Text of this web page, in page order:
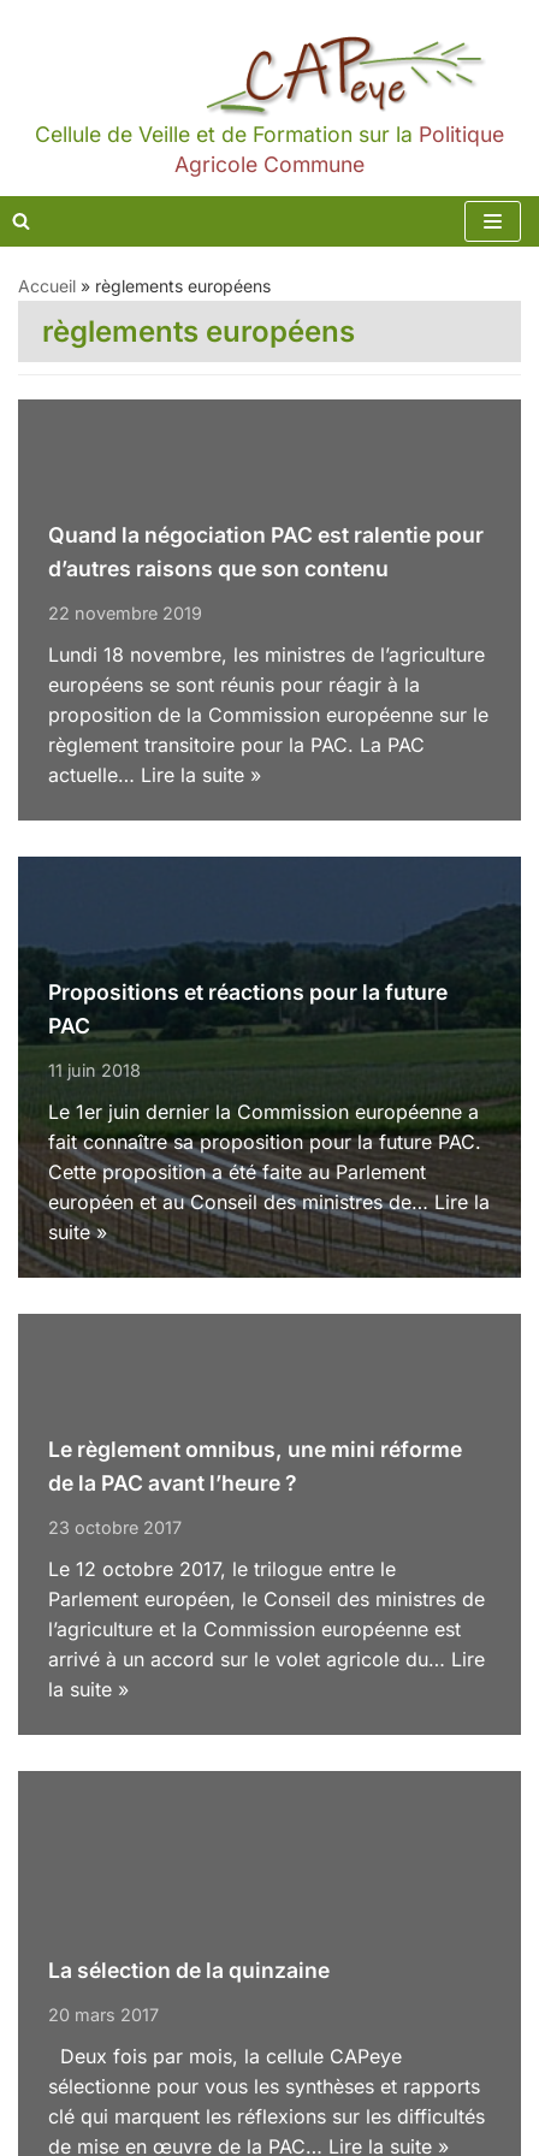
contenu
Cellule de Veille et de Formation sur la Politique
Agricole Commune
Accueil » règlements européens
règlements européens
Quand la négociation PAC est ralentie pour
d’autres raisons que son contenu
22 novembre 2019
Lundi 18 novembre, les ministres de l’agriculture
européens se sont réunis pour réagir à la
proposition de la Commission européenne sur le
règlement transitoire pour la PAC. La PAC
actuelle… Lire la suite »
Propositions et réactions pour la future
PAC
11 juin 2018
Le 1er juin dernier la Commission européenne a
fait connaître sa proposition pour la future PAC.
Cette proposition a été faite au Parlement
européen et au Conseil des ministres de… Lire la
suite »
Le règlement omnibus, une mini réforme
de la PAC avant l’heure ?
23 octobre 2017
Le 12 octobre 2017, le trilogue entre le
Parlement européen, le Conseil des ministres de
l’agriculture et la Commission européenne est
arrivé à un accord sur le volet agricole du… Lire
la suite »
La sélection de la quinzaine
20 mars 2017
Deux fois par mois, la cellule CAPeye
sélectionne pour vous les synthèses et rapports
clé qui marquent les réflexions sur les difficultés
de mise en œuvre de la PAC… Lire la suite »